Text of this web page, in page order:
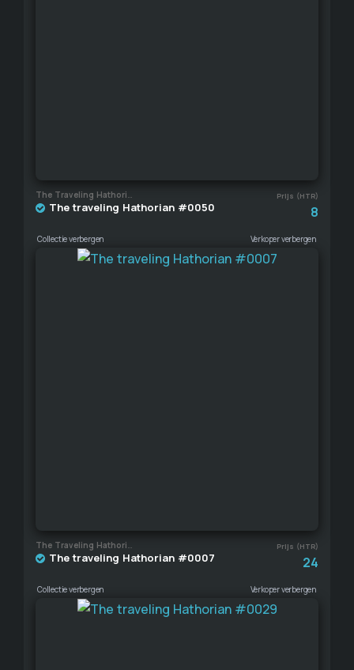
The Traveling Hathorian Prijs (HTR)
The traveling Hathorian #0050 8
Collectie verbergen Verkoper verbergen
The Traveling Hathorian Prijs (HTR)
The traveling Hathorian #0007 24
Collectie verbergen Verkoper verbergen